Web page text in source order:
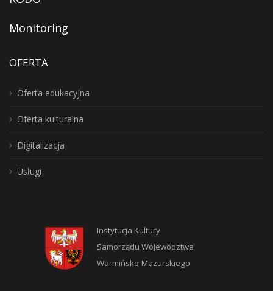
Monitoring
OFERTA
Oferta edukacyjna
Oferta kulturalna
Digitalizacja
Usługi
Instytucja Kultury
Samorządu Województwa
Warmińsko-Mazurskiego